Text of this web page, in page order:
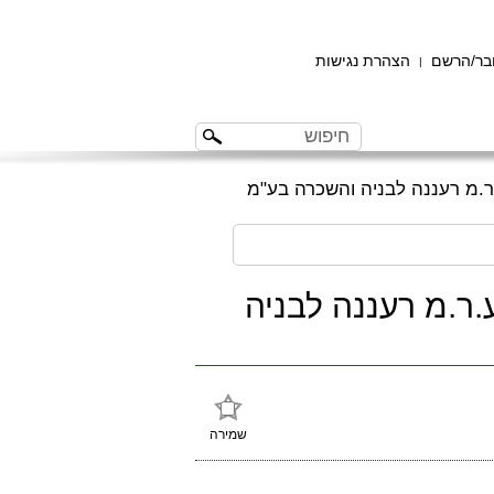
הרשם | הצהרת נגישות
נ' ע.ר.מ רעננה לבניה
שמירה